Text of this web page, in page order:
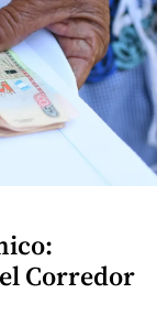
Corredor